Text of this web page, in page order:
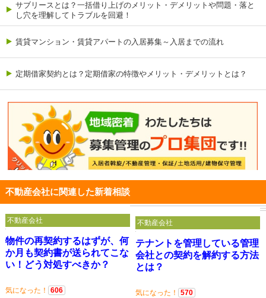
サブリースとは？一括借り上げのメリット・デメリットや問題・落と
し穴を理解してトラブルを回避！
賃貸マンション・賃貸アパートの入居募集～入居までの流れ
定期借家契約とは？定期借家の特徴やメリット・デメリットとは？
不動産会社に関連した新着相談
物件の再契約するはずが、何
か月も契約書が送られてこな
い！どう対処すべきか？
気になった！ 606
不動産会社
テナントを管理している管理
会社との契約を解約する方法
とは？
気になった！ 570
不動産会社